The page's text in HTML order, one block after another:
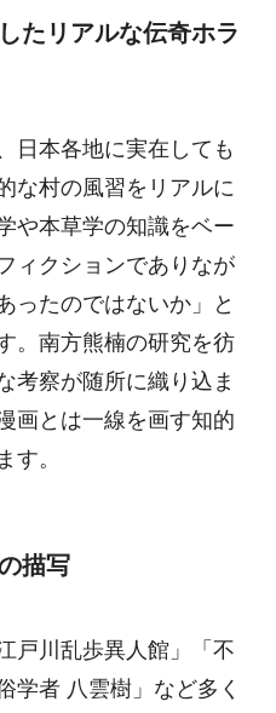
たリアルな伝奇ホラ
日本各地に実在しても
な村の風習をリアルに
や本草学の知識をベー
ィクションでありなが
ったのではないか」と
。南方熊楠の研究を彷
考察が随所に織り込ま
画とは一線を画す知的
す。
描写
戸川乱歩異人館」「不
学者 八雲樹」など多く